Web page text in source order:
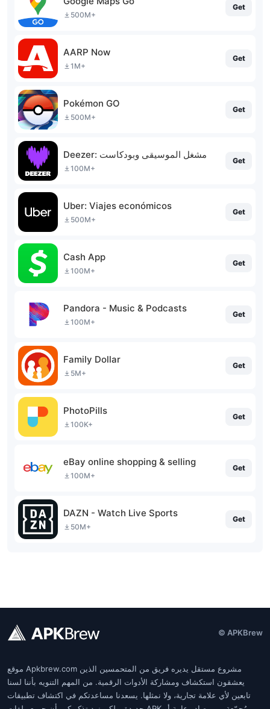
500M+
Get
AARP Now
1M+
Get
Pokémon GO
500M+
Get
Deezer: مشغل الموسيقى وبودكاست
100M+
Get
Uber: Viajes económicos
500M+
Get
Cash App
100M+
Get
Pandora - Music & Podcasts
100M+
Get
Family Dollar
5M+
Get
PhotoPills
100K+
Get
eBay online shopping & selling
100M+
Get
DAZN - Watch Live Sports
50M+
Get
© APKBrew
موقع Apkbrew.com مشروع مستقل يديره فريق من المتحمسين الذين
يعشقون استكشاف ومشاركة الأدوات الرقمية. من المهم التنويه بأننا لسنا
تابعين لأي علامة تجارية، ولا نمثلها. يسعدنا مساعدتكم في اكتشاف تطبيقات